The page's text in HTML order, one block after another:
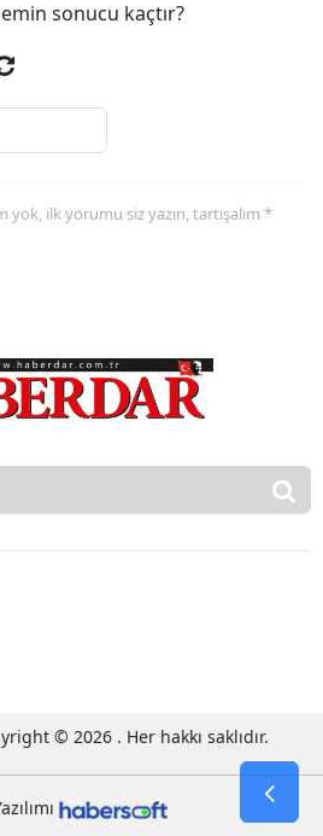
sonucu kaçtır?
ilk yorumu siz yazın, tartışalım *
© 2026 . Her hakkı saklıdır.